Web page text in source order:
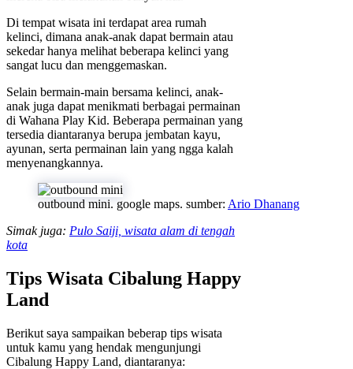
Di tempat wisata ini terdapat area rumah
kelinci, dimana anak-anak dapat bermain atau
sekedar hanya melihat beberapa kelinci yang
sangat lucu dan menggemaskan.
Selain bermain-main bersama kelinci, anak-
anak juga dapat menikmati berbagai permainan
di Wahana Play Kid. Beberapa permainan yang
tersedia diantaranya berupa jembatan kayu,
ayunan, serta permainan lain yang ngga kalah
menyenangkannya.
outbound mini. google maps. sumber: Ario Dhanang
Simak juga: Pulo Saiji, wisata alam di tengah
kota
Tips Wisata Cibalung Happy
Land
Berikut saya sampaikan beberap tips wisata
untuk kamu yang hendak mengunjungi
Cibalung Happy Land, diantaranya: